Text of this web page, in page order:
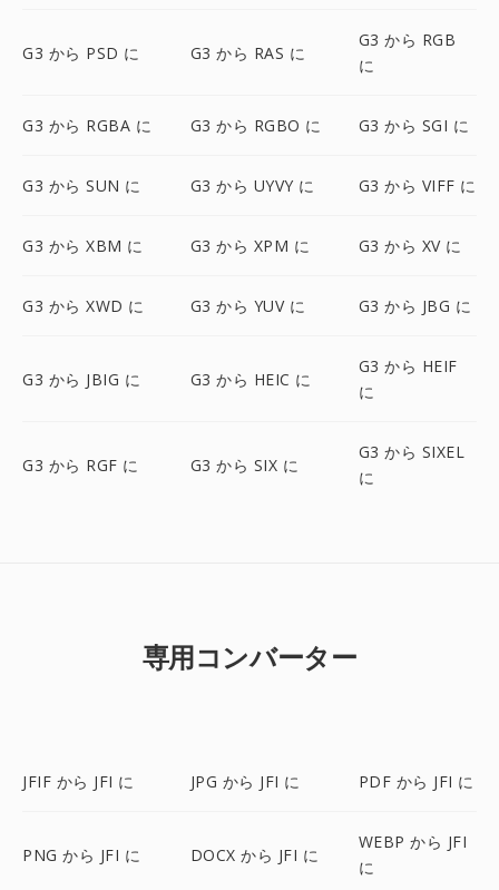
G3 から PSD に G3 から RAS に
G3 から RGB
に
G3 から RGBA に G3 から RGBO に G3 から SGI に
G3 から SUN に G3 から UYVY に G3 から VIFF に
G3 から XBM に G3 から XPM に G3 から XV に
G3 から XWD に G3 から YUV に G3 から JBG に
G3 から JBIG に G3 から HEIC に
G3 から HEIF
に
G3 から RGF に G3 から SIX に
G3 から SIXEL
に
専用コンバーター
JFIF から JFI に JPG から JFI に PDF から JFI に
PNG から JFI に DOCX から JFI に
WEBP から JFI
に